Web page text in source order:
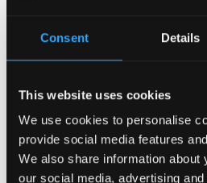
Consent Details
This website uses cookies
We use cookies to personalise
provide social media features
We also share information about
our social media, advertising